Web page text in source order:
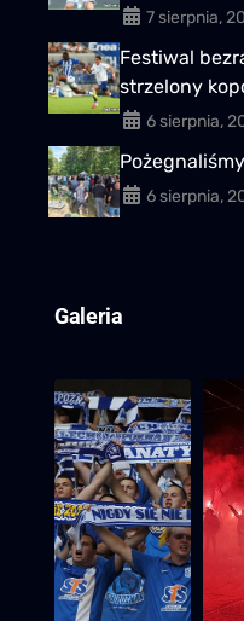
7 sierpnia,
Festiwal
strzelony
6 sierpnia,
6 sierpnia,
Galeria